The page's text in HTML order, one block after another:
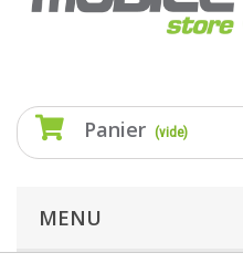
Panier (vide)
MENU